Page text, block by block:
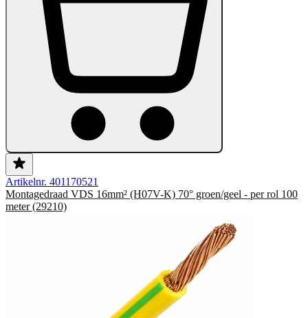
Artikelnr. 401170521
Montagedraad VDS 16mm² (H07V-K) 70° groen/geel - per rol 100
meter (29210)